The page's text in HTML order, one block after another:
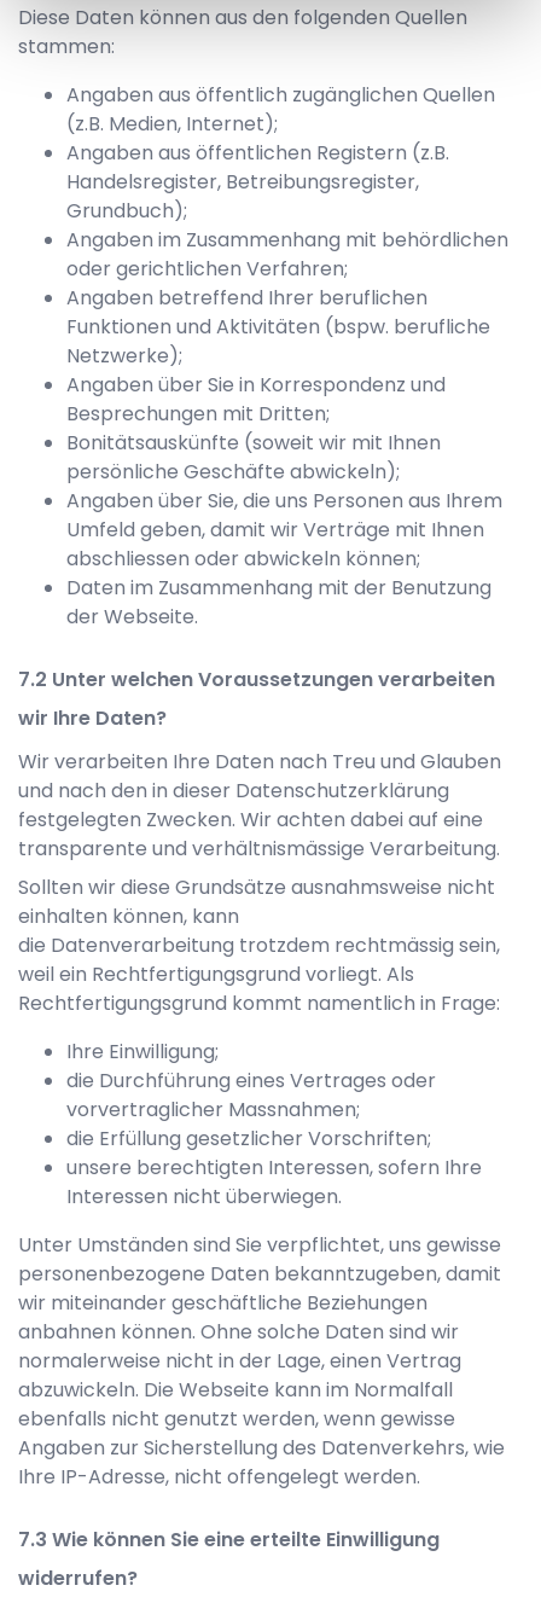
Diese Daten können aus den folgenden Quellen
stammen:
Angaben aus öffentlich zugänglichen Quellen
(z.B. Medien, Internet);
Angaben aus öffentlichen Registern (z.B.
Handelsregister, Betreibungsregister,
Grundbuch);
Angaben im Zusammenhang mit behördlichen
oder gerichtlichen Verfahren;
Angaben betreffend Ihrer beruflichen
Funktionen und Aktivitäten (bspw. berufliche
Netzwerke);
Angaben über Sie in Korrespondenz und
Besprechungen mit Dritten;
Bonitätsauskünfte (soweit wir mit Ihnen
persönliche Geschäfte abwickeln);
Angaben über Sie, die uns Personen aus Ihrem
Umfeld geben, damit wir Verträge mit Ihnen
abschliessen oder abwickeln können;
Daten im Zusammenhang mit der Benutzung
der Webseite.
Unter welchen Voraussetzungen verarbeiten
wir Ihre Daten?
Wir verarbeiten Ihre Daten nach Treu und Glauben
und nach den in dieser Datenschutzerklärung
festgelegten Zwecken. Wir achten dabei auf eine
transparente und verhältnismässige Verarbeitung.
Sollten wir diese Grundsätze ausnahmsweise nicht
einhalten können, kann
die Datenverarbeitung trotzdem rechtmässig sein,
weil ein Rechtfertigungsgrund vorliegt. Als
Rechtfertigungsgrund kommt namentlich in Frage:
Ihre Einwilligung;
die Durchführung eines Vertrages oder
vorvertraglicher Massnahmen;
die Erfüllung gesetzlicher Vorschriften;
unsere berechtigten Interessen, sofern Ihre
Interessen nicht überwiegen.
Unter Umständen sind Sie verpflichtet, uns gewisse
personenbezogene Daten bekanntzugeben, damit
wir miteinander geschäftliche Beziehungen
anbahnen können. Ohne solche Daten sind wir
normalerweise nicht in der Lage, einen Vertrag
abzuwickeln. Die Webseite kann im Normalfall
ebenfalls nicht genutzt werden, wenn gewisse
Angaben zur Sicherstellung des Datenverkehrs, wie
Ihre IP-Adresse, nicht offengelegt werden.
Wie können Sie eine erteilte Einwilligung
widerrufen?